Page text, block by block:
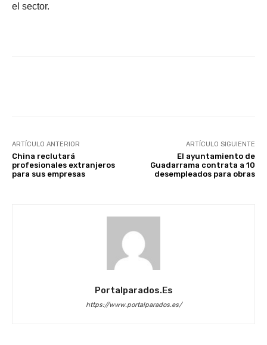
el sector.
ARTÍCULO ANTERIOR
China reclutará
profesionales extranjeros
para sus empresas
ARTÍCULO SIGUIENTE
El ayuntamiento de
Guadarrama contrata a 10
desempleados para obras
Portalparados.es
https://www.portalparados.es/